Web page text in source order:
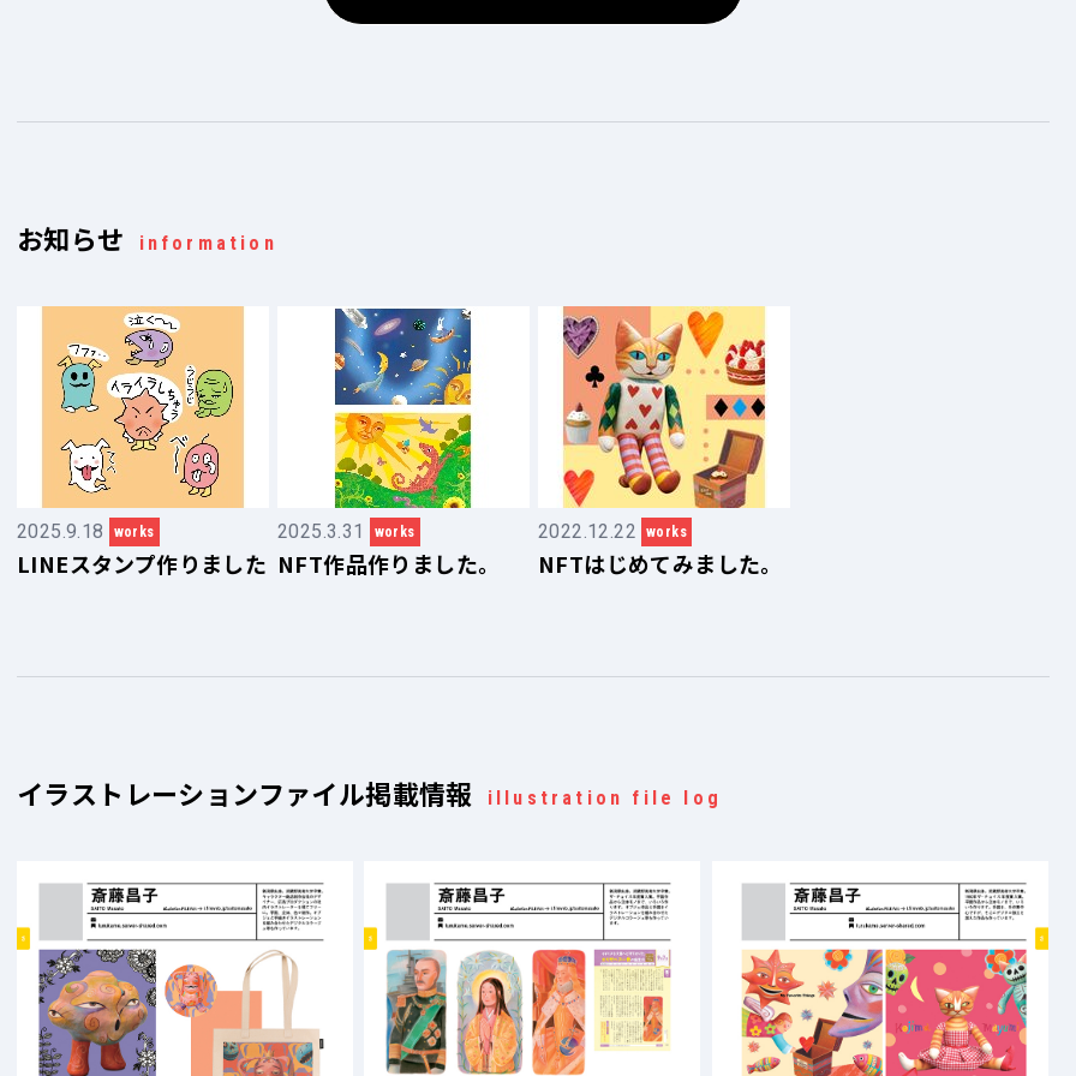
お知らせ information
2025.9.18 works
LINEスタンプ作りました
2025.3.31 works
NFT作品作りました。
2022.12.22 works
NFTはじめてみました。
イラストレーションファイル掲載情報 illustration file log